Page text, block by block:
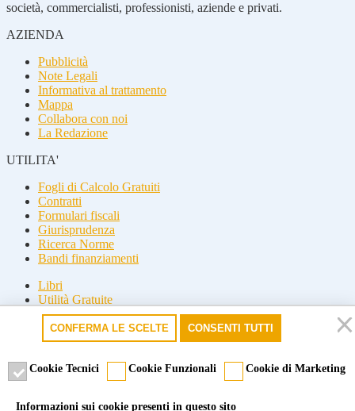
società, commercialisti, professionisti, aziende e privati.
AZIENDA
Pubblicità
Note Legali
Informativa al trattamento
Mappa
Collabora con noi
La Redazione
UTILITA'
Fogli di Calcolo Gratuiti
Contratti
Formulari fiscali
Giurisprudenza
Ricerca Norme
Bandi finanziamenti
Libri
Utilità Gratuite
Guide fiscali
Seguici
Seguici
CONFERMA LE SCELTE CONSENTI TUTTI
Cookie Tecnici Cookie Funzionali Cookie di Marketing
Informazioni sui cookie presenti in questo sito